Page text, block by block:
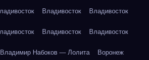
Владивосток Владивосток
Владивосток Владивосток
Владимир Набоков — Лолита Воронеж